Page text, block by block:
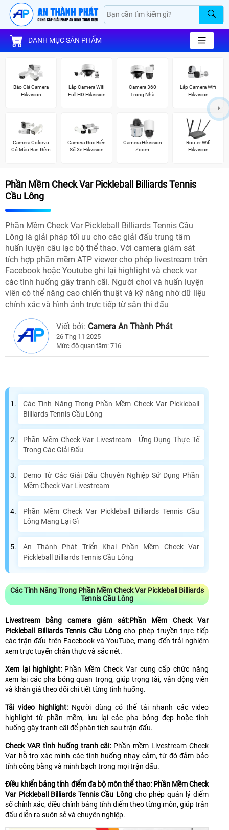
DANH MỤC SẢN PHẨM
Báo Giá Camera
Hikvision
Lắp Camera Wifi
Full HD Hikvision
Camera 360
Trong Nhà
Lắp Camera Wifi
Hikvision
Camera Colorvu
Có Màu Ban Đêm
Camera Đọc Biển
Số Xe Hikvision
Camera Hikvision
Zoom
Router Wifi
Hikvision
Phần Mềm Check Var Pickleball Billiards Tennis
Cầu Lông
Phần Mềm Check Var Pickleball Billiards Tennis Cầu
Lông là giải pháp tối ưu cho các giải đấu trung tâm
huấn luyện câu lạc bộ thể thao. Với camera giám sát
tích hợp phần mềm ATP viewer cho phép livestream trên
Facebook hoặc Youtube ghi lại highlight và check var
các tình huống gây tranh cãi. Người chơi và huấn luyện
viên có thể nâng cao chiến thuật và kỹ năng nhờ dữ liệu
chính xác và hình ảnh trực tiếp từ sân thi đấu
Viết bởi: Camera An Thành Phát
26 Thg 11 2025
Mức độ quan tâm: 716
Các Tính Năng Trong Phần Mềm Check Var Pickleball
Billiards Tennis Cầu Lông
Phần Mềm Check Var Livestream - Ứng Dụng Thực Tế
Trong Các Giải Đấu
Demo Từ Các Giải Đấu Chuyên Nghiệp Sử Dụng Phần
Mềm Check Var Livestream
Phần Mềm Check Var Pickleball Billiards Tennis Cầu
Lông Mang Lại Gì
An Thành Phát Triển Khai Phần Mềm Check Var
Pickleball Billiards Tennis Cầu Lông
Các Tính Năng Trong Phần Mềm Check Var Pickleball Billiards
Tennis Cầu Lông
Livestream bằng camera giám sát:Phần Mềm Check Var
Pickleball Billiards Tennis Cầu Lôngcho phép truyền trực tiếp
các trận đấu trên Facebook và YouTube, mang đến trải nghiệm
xem trực tuyến chân thực và sắc nét.
Xem lại highlight:Phần Mềm Check Var cung cấp chức năng
xem lại các pha bóng quan trọng, giúp trọng tài, vận động viên
và khán giả theo dõi chi tiết từng tình huống.
Tải video highlight:Người dùng có thể tải nhanh các video
highlight từ phần mềm, lưu lại các pha bóng đẹp hoặc tình
huống gây tranh cãi để phân tích sau trận đấu.
Check VAR tình huống tranh cãi: Phần mềm Livestream Check
Var hỗ trợ xác minh các tình huống nhạy cảm, từ đó đảm bảo
tính công bằng và minh bạch trong mọi trận đấu.
Điều khiển bảng tính điểm đa bộ môn thể thao: Phần Mềm Check
Var Pickleball Billiards Tennis Cầu Lông cho phép quản lý điểm
số chính xác, điều chỉnh bảng tính điểm theo từng môn, giúp trận
đấu diễn ra suôn sẻ và chuyên nghiệp.